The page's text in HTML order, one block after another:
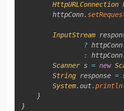
HttpURLConnection
        httpConn
.
InputStream
? httpConn
:
httpConn
Scanner s = new
String response =
System.out.println
}
}